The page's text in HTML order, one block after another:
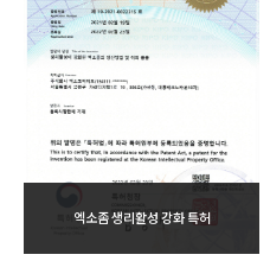
엑소좀 생리활성 강화 특허